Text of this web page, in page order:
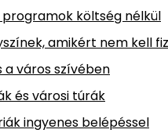
költség nélkül
amikért nem kell
a város szívében
és városi túrák
ingyenes belépéssel